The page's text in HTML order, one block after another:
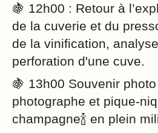
🍇 12h00 : Retour à
de la cuverie et du
de la vinification,
perforation d'une cuve.
🍇 13h00 Souvenir
photographe et pique-
champagne🍾 en plein